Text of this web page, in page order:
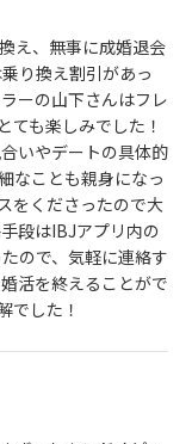
え、無事に成婚退会
り換え割引があっ
ーの山下さんはフレ
ても楽しみでした！
いやデートの具体的
なことも親身になっ
をくださったので大
段はIBJアプリ内の
ので、気軽に連絡す
活を終えることがで
でした！